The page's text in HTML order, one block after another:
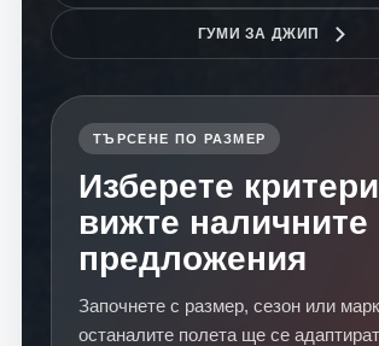
ГУМИ ЗА ДЖИП
ТЪРСЕНЕ ПО РАЗМЕР
Изберете
вижте наличните
предложения
Започнете с размер, сезон или
останалите полета ще се